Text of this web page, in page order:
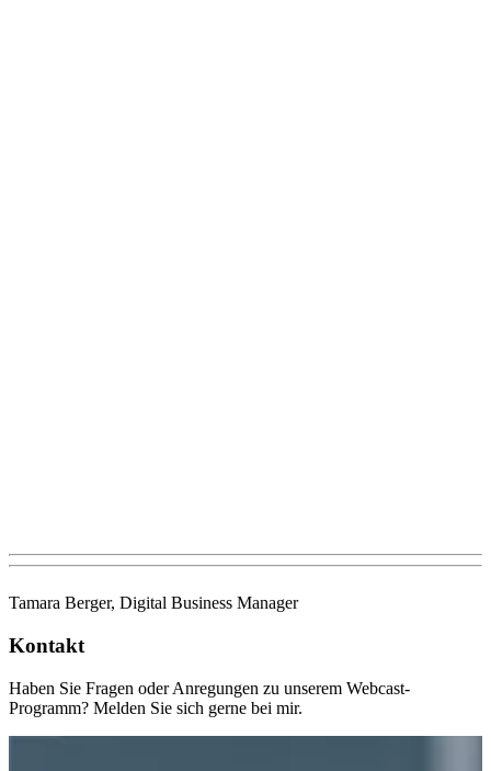
Tamara Berger, Digital Business Manager
Kontakt
Haben Sie Fragen oder Anregungen zu unserem Webcast-
Programm? Melden Sie sich gerne bei mir.